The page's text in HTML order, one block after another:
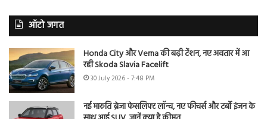
ऑटो जगत
Honda City और Verna की बढ़ी टेंशन, नए अवतार में आ
रही Skoda Slavia Facelift
30 July 2026 - 7:48 PM
नई मारुति ब्रेजा फेसलिफ्ट लॉन्च, नए फीचर्स और टर्बो इंजन के